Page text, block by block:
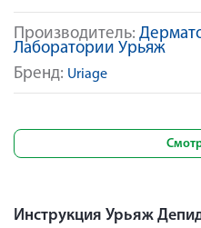
Производитель:
Лаборатории Урьяж
Бренд: Uriage
Инструкция Урьяж